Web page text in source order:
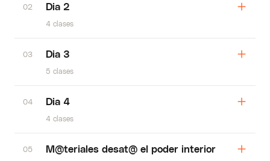
02 Dia 2
4 clases
03 Dia 3
5 clases
04 Dia 4
4 clases
05 M@teriales desat@ el poder interior